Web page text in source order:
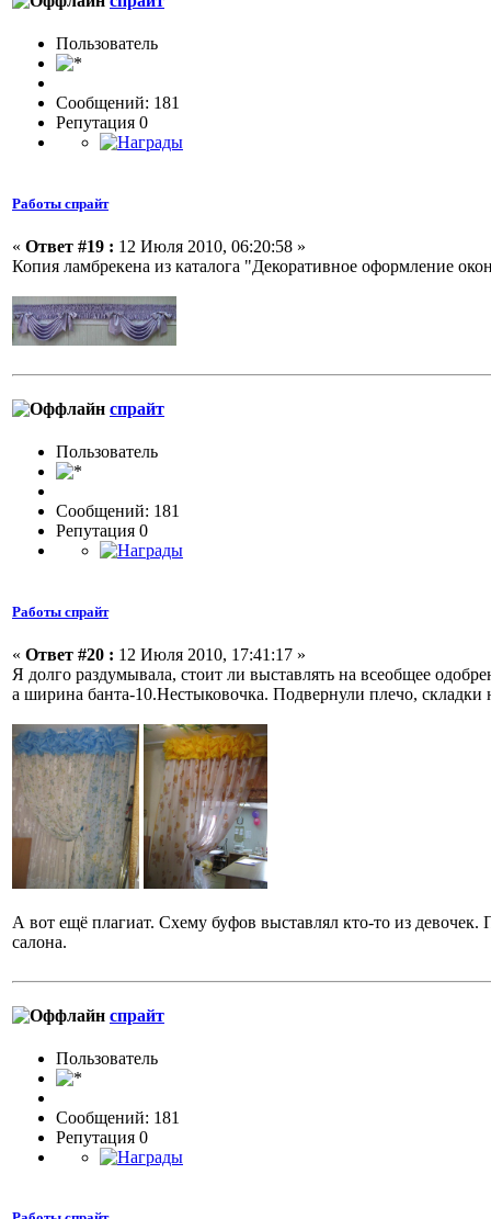
Пользовaтeль
Сообщений: 181
Репутация 0
Работы спрайт
« Ответ #19 : 12 Июля 2010, 06:20:58 »
Копия ламбрекена из каталога "Декоративное оформление
спрайт
Пользовaтeль
Сообщений: 181
Репутация 0
Работы спрайт
« Ответ #20 : 12 Июля 2010, 17:41:17 »
Я долго раздумывала, стоит ли выставлять на всеобщее
а ширина банта-10.Нестыковочка. Подвернули плечо, складки
А вот ещё плагиат. Схему буфов выставлял кто-то из
салона.
спрайт
Пользовaтeль
Сообщений: 181
Репутация 0